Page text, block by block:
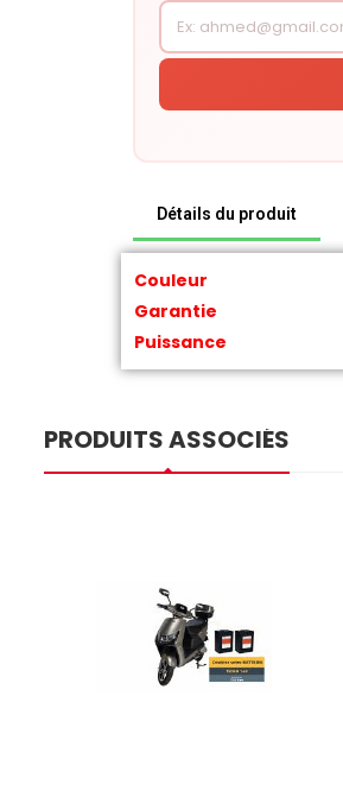
Détails du produit
Couleur
Garantie
Puissance
PRODUITS ASSOCIÉS